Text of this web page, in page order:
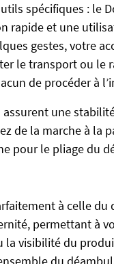
spécifiques : le
rapide et une
gestes, votre
le transport ou le
de procéder à
assurent une
de la marche à la
pour le pliage du
à celle
permettant à
visibilité du